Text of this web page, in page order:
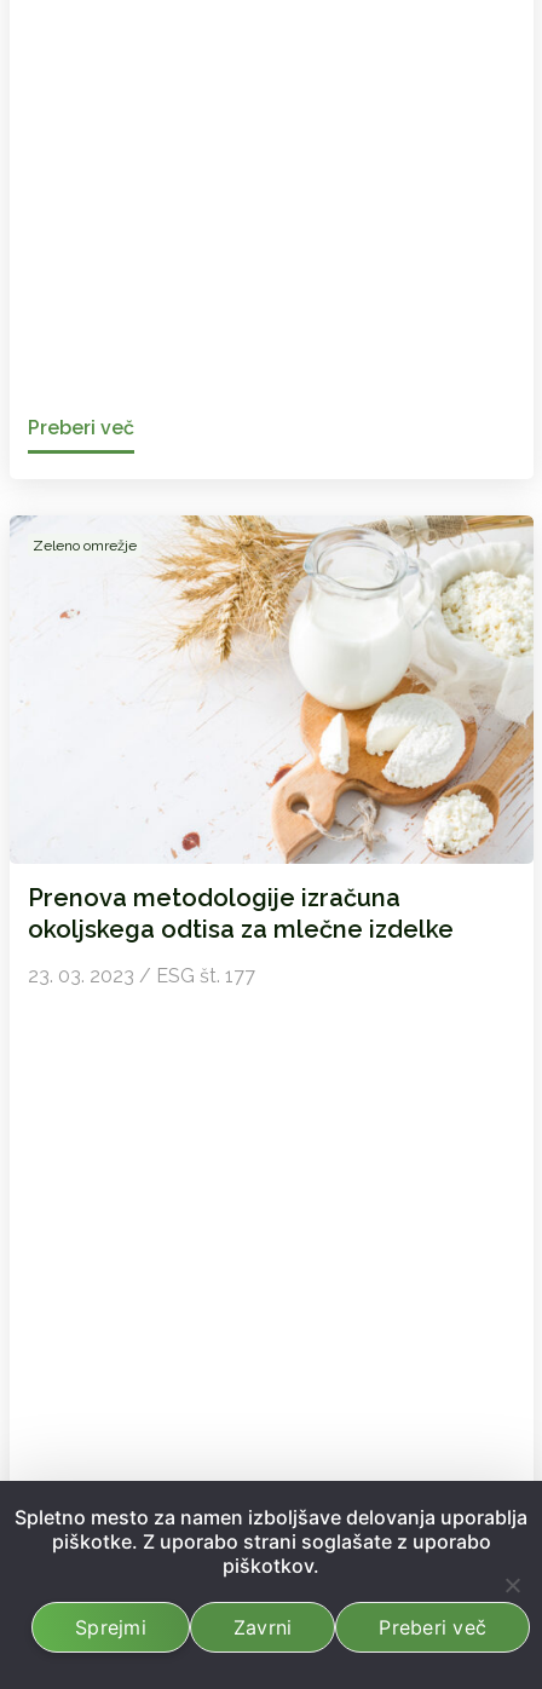
Preberi več
Zeleno omrežje
Prenova metodologije izračuna
okoljskega odtisa za mlečne izdelke
23. 03. 2023 / ESG št. 177
Spletno mesto za namen izboljšave delovanja uporablja
piškotke. Z uporabo strani soglašate z uporabo
piškotkov.
Sprejmi Zavrni Preberi več